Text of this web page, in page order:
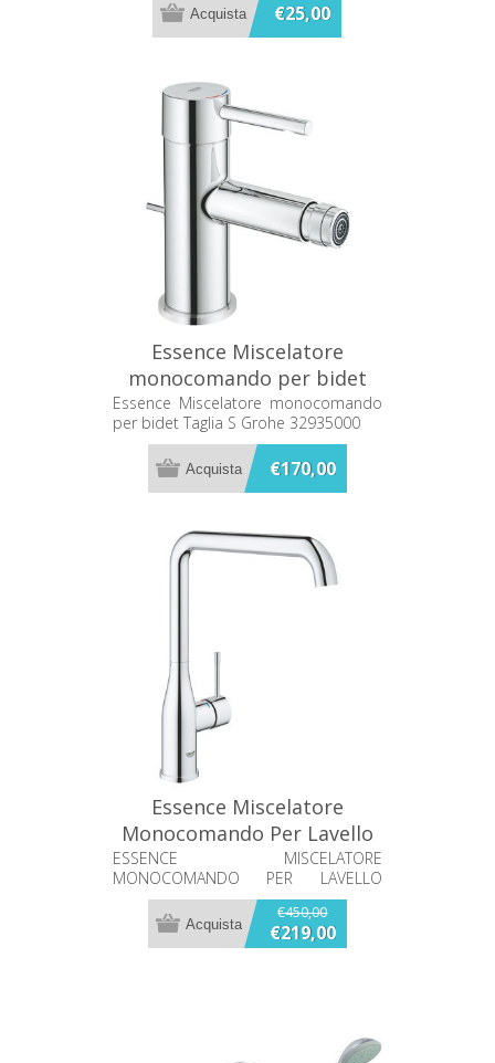
€25,00
Essence Miscelatore
monocomando per bidet
Taglia S Grohe 32935000
Essence Miscelatore monocomando
per bidet Taglia S Grohe 32935000
€170,00
Essence Miscelatore
Monocomando Per Lavello
Grohe 30505000
ESSENCE MISCELATORE
MONOCOMANDO PER LAVELLO
GROHE 30505000
€450,00
€219,00